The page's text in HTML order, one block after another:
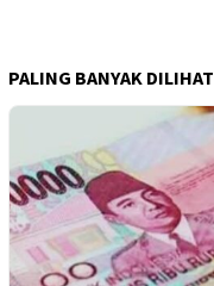
PALING BANYAK DILIHAT